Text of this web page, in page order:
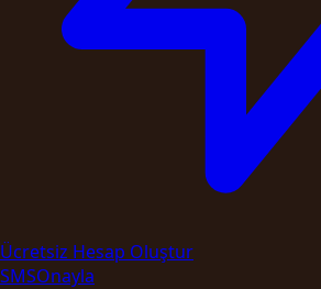
Ücretsiz Hesap Oluştur
SMSOnayla